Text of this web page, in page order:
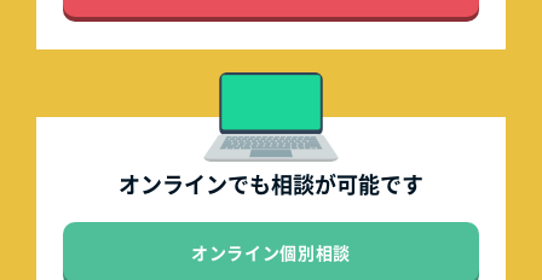
オンラインでも相談が可能です
オンライン個別相談